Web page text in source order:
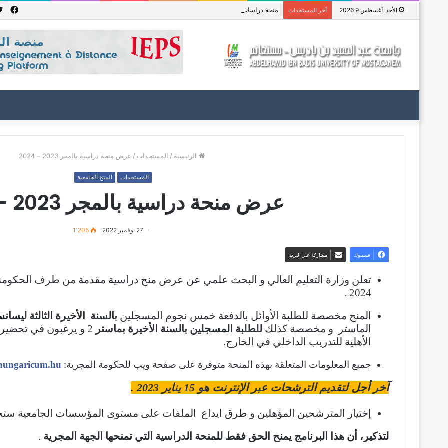
الأحد, أغسطس 9 2026 أخر المستجدات منحة دراسات عليا في جمهورية باكستان الإسلامية للعام الدراسي 2027/2026
الرئيسية / المستجدات / عرض منحة دراسية بالمجر 2023 – 2024
المستجدات المنح الجامعية
عرض منحة دراسية بالمجر 2023 – 2024
27 نوفمبر 2022 1٬205
فيسبوك مشاركة عبر البريد
2024 .
المنح مخصصة للطلبة الأوائل بالدفعة خمس نجوم المسجلين بالسنة الأخيرة الثالثة
الماستر و مخصصة كذلك للطلبة المسجلين بالسنة الأخيرة بماستر
2 و يرغبون في تحضير
الأهلية للتدريب الداخلي في الخارج.
جميع المعلومات المتعلقة بهذه المنحة متوفرة على صفحة ويب للحكومة المجرية:
آخر أجل لتقديم الترشحات عبر الإنترنت هو 15 يناير 2023 .
إختيار المترشحين المؤهلين و طرق ايداع الملفات على مستوى المؤسسات الجامعية
لتذكير، أن هذا البرنامج يمنح الحق فقط للمنحة الدراسية التي تمنحها الجهة المجرية .